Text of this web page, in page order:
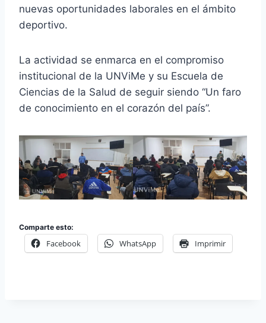
nuevas oportunidades laborales en el ámbito
deportivo.
La actividad se enmarca en el compromiso
institucional de la UNViMe y su Escuela de
Ciencias de la Salud de seguir siendo “Un faro
de conocimiento en el corazón del país”.
Comparte esto:
Facebook WhatsApp Imprimir